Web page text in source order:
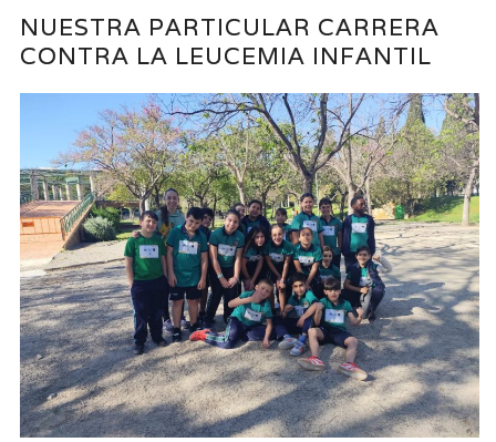
NUESTRA PARTICULAR CARRERA
CONTRA LA LEUCEMIA INFANTIL